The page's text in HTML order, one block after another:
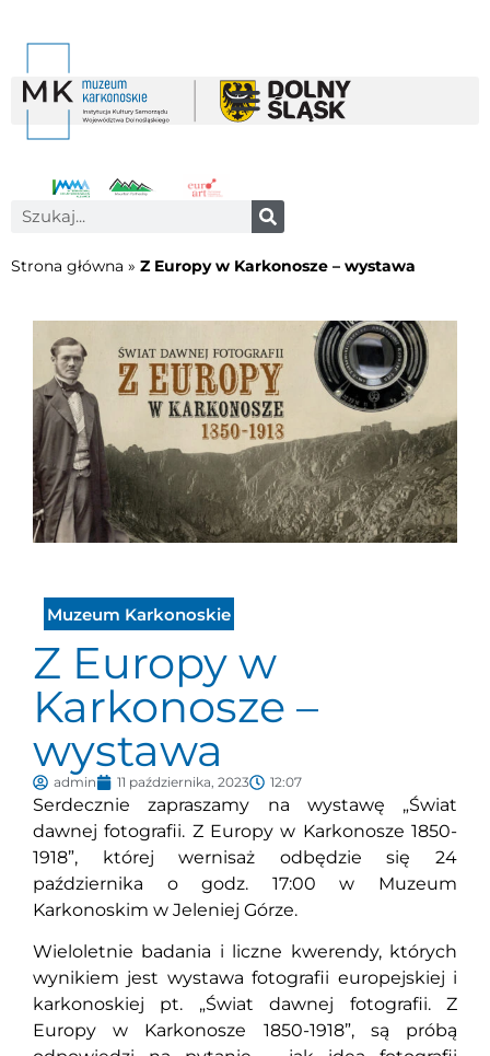
Strona główna » Z Europy w Karkonosze – wystawa
Muzeum Karkonoskie
Z Europy w
Karkonosze –
wystawa
admin 11 października, 2023 12:07
Serdecznie zapraszamy na wystawę „Świat
dawnej fotografii. Z Europy w Karkonosze 1850-
1918”, której wernisaż odbędzie się 24
października o godz. 17:00 w Muzeum
Karkonoskim w Jeleniej Górze.
Wieloletnie badania i liczne kwerendy, których
wynikiem jest wystawa fotografii europejskiej i
karkonoskiej pt. „Świat dawnej fotografii. Z
Europy w Karkonosze 1850-1918”, są próbą